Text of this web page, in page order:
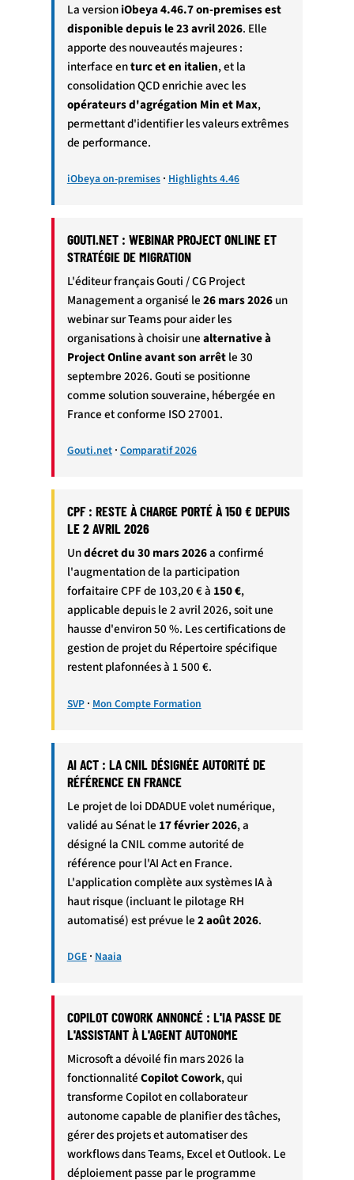
La versioniObeya 4.46.7 on-premises est
disponible depuis le 23 avril 2026. Elle
apporte des nouveautés majeures :
interface enturc et en italien, et la
consolidation QCD enrichie avec les
opérateurs d'agrégation Min et Max,
permettant d'identifier les valeurs extrêmes
de performance.
iObeya on-premises· Highlights 4.46
GOUTI.NET : WEBINAR PROJECT ONLINE ET
STRATÉGIE DE MIGRATION
L'éditeur français Gouti / CG Project
Management a organisé le26 mars 2026un
webinar sur Teams pour aider les
organisations à choisir unealternative à
Project Online avant son arrêtle 30
septembre 2026. Gouti se positionne
comme solution souveraine, hébergée en
France et conforme ISO 27001.
Gouti.net·Comparatif 2026
CPF : RESTE À CHARGE PORTÉ À 150 € DEPUIS
LE 2 AVRIL 2026
Undécret du 30 mars 2026a confirmé
l'augmentation de la participation
forfaitaire CPF de 103,20 € à 150 €,
applicable depuis le 2 avril 2026, soit une
hausse d'environ 50 %. Les certifications de
gestion de projet du Répertoire spécifique
restent plafonnées à 1 500 €.
SVP· Mon Compte Formation
AI ACT : LA CNIL DÉSIGNÉE AUTORITÉ DE
RÉFÉRENCE EN FRANCE
Le projet de loi DDADUE volet numérique,
validé au Sénat le 17 février 2026, a
désigné la CNIL comme autorité de
référence pour l'AI Act en France.
L'application complète aux systèmes IA à
haut risque (incluant le pilotage RH
automatisé) est prévue le2 août 2026.
DGE· Naaia
COPILOT COWORK ANNONCÉ : L'IA PASSE DE
L'ASSISTANT À L'AGENT AUTONOME
Microsoft a dévoilé fin mars 2026 la
fonctionnalitéCopilot Cowork, qui
transforme Copilot en collaborateur
autonome capable de planifier des tâches,
gérer des projets et automatiser des
workflows dans Teams, Excel et Outlook. Le
déploiement passe par le programme